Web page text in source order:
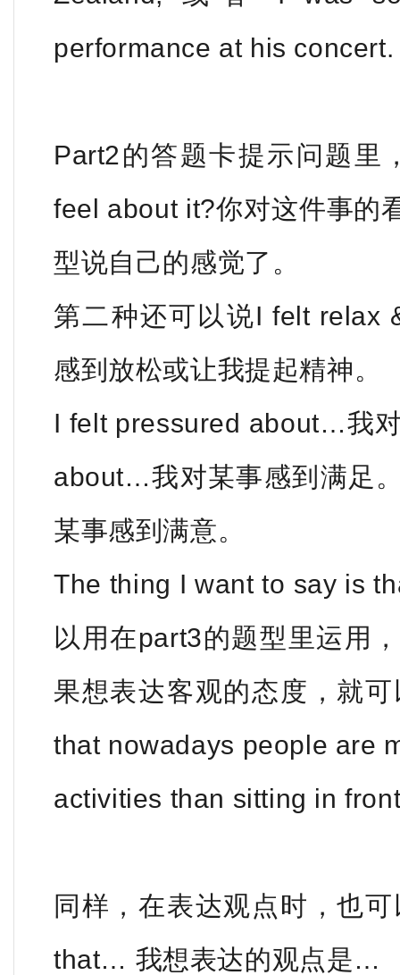
performance at his concert.
Part2的答题卡提示问题里
feel about it?你对这件事的
型说自己的感觉了。
第二种还可以说I felt relax
感到放松或让我提起精神。
I felt pressured about…我
about…我对某事感到满足
某事感到满意。
The thing I want to say is
以用在part3的题型里运用
果想表达客观的态度，就
that nowadays people are
activities than sitting in
同样，在表达观点时，也
that… 我想表达的观点是…